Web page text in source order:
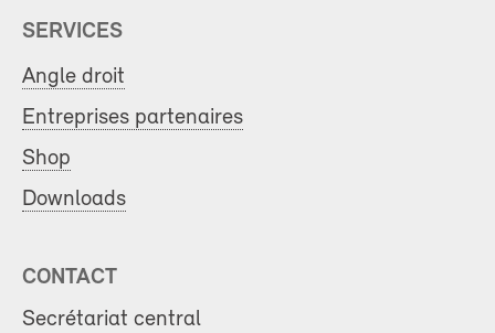
SERVICES
Angle droit
Entreprises partenaires
Shop
Downloads
CONTACT
Secrétariat central